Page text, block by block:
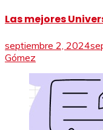
Las mejores
septiembre 2, 2024
Gómez